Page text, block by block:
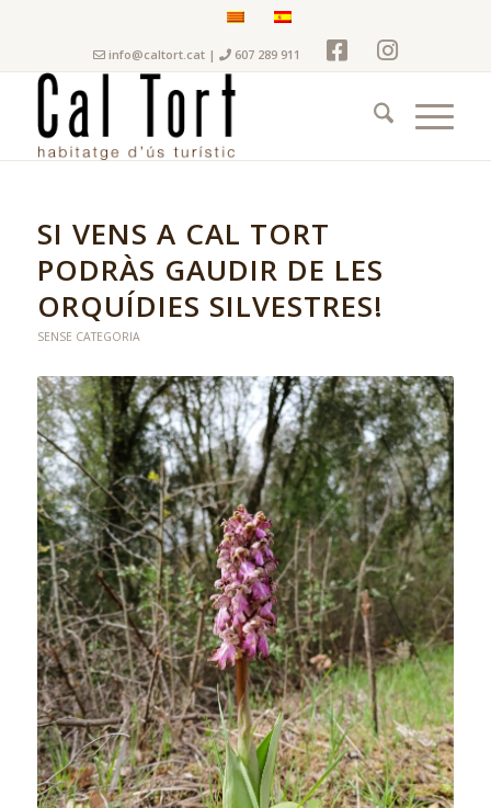
info@caltort.cat| 607 289 911
SI VENS A CAL TORT
PODRÀS GAUDIR DE LES
ORQUÍDIES SILVESTRES!
SENSE CATEGORIA